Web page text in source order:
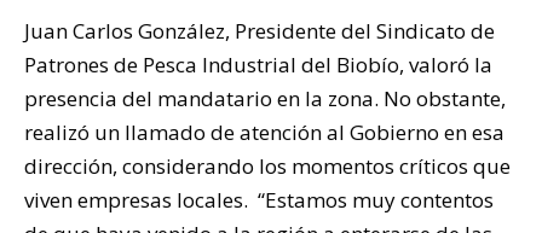
Juan Carlos González, Presidente del Sindicato de
Patrones de Pesca Industrial del Biobío, valoró la
presencia del mandatario en la zona. No obstante,
realizó un llamado de atención al Gobierno en esa
dirección, considerando los momentos críticos que
viven empresas locales. “Estamos muy contentos